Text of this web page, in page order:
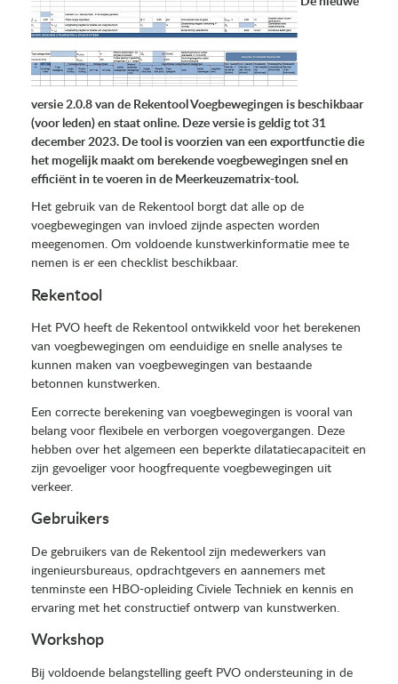
versie 2.0.8 van de Rekentool Voegbewegingen is beschikbaar
(voor leden) en staat online. Deze versie is geldig tot 31
december 2023. De tool is voorzien van een exportfunctie die
het mogelijk maakt om berekende voegbewegingen snel en
efficiënt in te voeren in de Meerkeuzematrix-tool.
Het gebruik van de Rekentool borgt dat alle op de
voegbewegingen van invloed zijnde aspecten worden
meegenomen. Om voldoende kunstwerkinformatie mee te
nemen is er een checklist beschikbaar.
Rekentool
Het PVO heeft de Rekentool ontwikkeld voor het berekenen
van voegbewegingen om eenduidige en snelle analyses te
kunnen maken van voegbewegingen van bestaande
betonnen kunstwerken.
Een correcte berekening van voegbewegingen is vooral van
belang voor flexibele en verborgen voegovergangen. Deze
hebben over het algemeen een beperkte dilatatiecapaciteit en
zijn gevoeliger voor hoogfrequente voegbewegingen uit
verkeer.
Gebruikers
De gebruikers van de Rekentool zijn medewerkers van
ingenieursbureaus, opdrachtgevers en aannemers met
tenminste een HBO-opleiding Civiele Techniek en kennis en
ervaring met het constructief ontwerp van kunstwerken.
Workshop
Bij voldoende belangstelling geeft PVO ondersteuning in de